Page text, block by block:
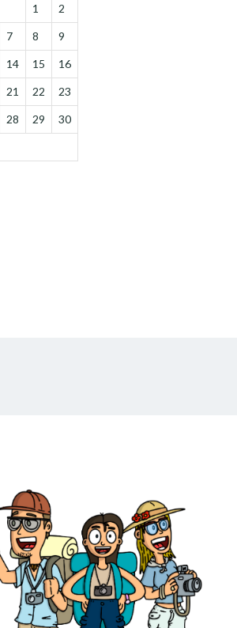
1 2
7 8 9
14 15 16
21 22 23
28 29 30